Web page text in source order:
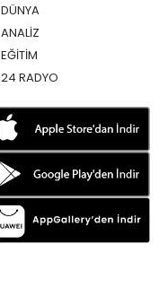
DÜNYA
ANALİZ
EĞİTİM
24 RADYO